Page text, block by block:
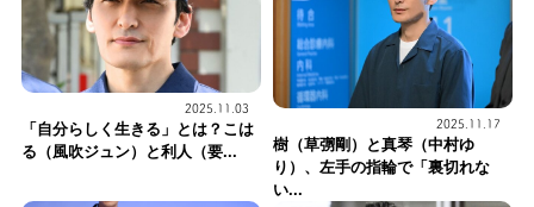
2025.11.03
「自分らしく生きる」とは？こは
る（風吹ジュン）と利人（要...
2025.11.17
樹（草彅剛）と真琴（中村ゆ
り）、左手の指輪で「裏切れな
い...